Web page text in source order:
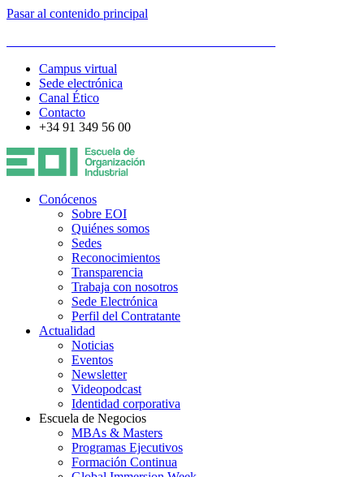
Pasar al contenido principal
Campus virtual
Sede electrónica
Canal Ético
Contacto
+34 91 349 56 00
Conócenos
Sobre EOI
Quiénes somos
Sedes
Reconocimientos
Transparencia
Trabaja con nosotros
Sede Electrónica
Perfil del Contratante
Actualidad
Noticias
Eventos
Newsletter
Videopodcast
Identidad corporativa
Escuela de Negocios
MBAs & Masters
Programas Ejecutivos
Formación Continua